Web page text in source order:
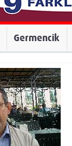
Germencik